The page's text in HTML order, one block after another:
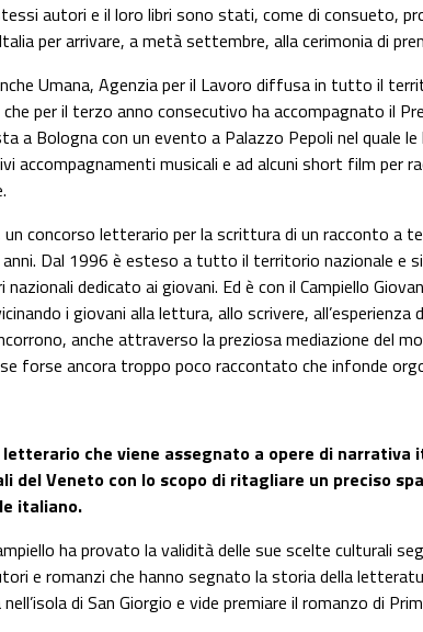
autori e il loro libri sono stati, come di consueto,
per arrivare, a metà settembre, alla cerimonia di
Umana, Agenzia per il Lavoro diffusa in tutto il
per il terzo anno consecutivo ha accompagnato il
a Bologna con un evento a Palazzo Pepoli nel quale
accompagnamenti musicali e ad alcuni short film per
un concorso letterario per la scrittura di un racconto a
Dal 1996 è esteso a tutto il territorio nazionale e
dedicato ai giovani. Ed è con il Campiello
i giovani alla lettura, allo scrivere, all’esperienza
anche attraverso la preziosa mediazione del
forse ancora troppo poco raccontato che infonde
letterario che viene assegnato a opere di
del Veneto con lo scopo di ritagliare un preciso
italiano.
ha provato la validità delle sue scelte culturali
e romanzi che hanno segnato la storia della
di San Giorgio e vide premiare il romanzo di